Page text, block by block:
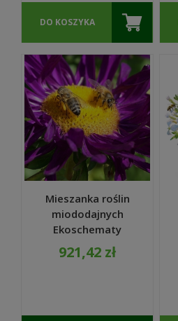
DO KOSZYKA
Mieszanka roślin
miododajnych
Ekoschematy
dopłaty ARiMR
nasiona 10 kg
921,42 zł